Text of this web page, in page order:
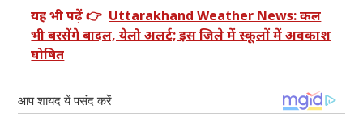
यह भी पढ़ें 👉 Uttarakhand Weather News: कल
भी बरसेंगे बादल, येलो अलर्ट; इस जिले में स्कूलों में अवकाश
घोषित